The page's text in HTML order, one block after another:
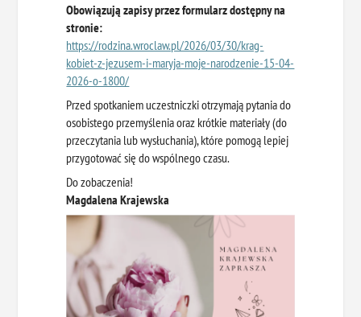
Obowiązują zapisy przez formularz dostępny na
stronie:
https://rodzina.wroclaw.pl/2026/03/30/krag-
kobiet-z-jezusem-i-maryja-moje-narodzenie-15-04-
2026-o-1800/
Przed spotkaniem uczestniczki otrzymają pytania do
osobistego przemyślenia oraz krótkie materiały (do
przeczytania lub wysłuchania), które pomogą lepiej
przygotować się do wspólnego czasu.
Do zobaczenia!
Magdalena Krajewska